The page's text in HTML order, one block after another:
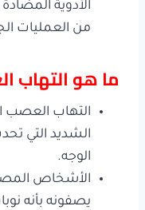
الأدوية المضادة
من العمليات
ما هو التهاب
التهاب العصب
الشديد التي
الوجه.
الأشخاص
يصفونه بأنه